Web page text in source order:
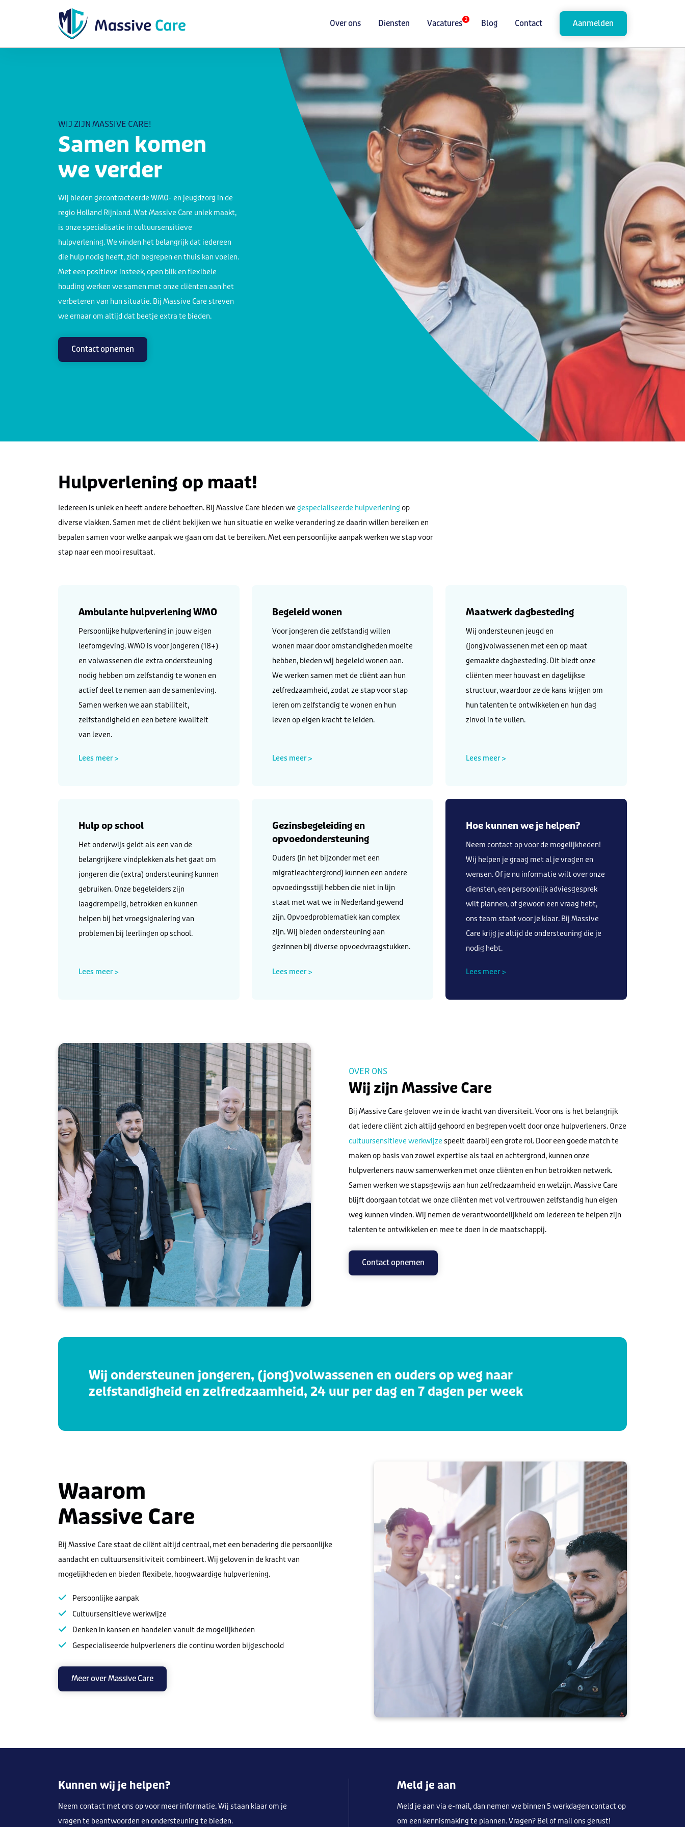
Over ons Diensten Vacatures 2 Blog Contact Aanmelden
WIJ ZIJN MASSIVE CARE!
Samen komen
we verder
Wij bieden gecontracteerde WMO- en jeugdzorg in de
regio Holland Rijnland. Wat Massive Care uniek maakt,
is onze specialisatie in cultuursensitieve
hulpverlening. We vinden het belangrijk dat iedereen
die hulp nodig heeft, zich begrepen en thuis kan voelen.
Met een positieve insteek, open blik en flexibele
houding werken we samen met onze cliënten aan het
verbeteren van hun situatie. Bij Massive Care streven
we ernaar om altijd dat beetje extra te bieden.
Contact opnemen
Hulpverlening op maat!
Iedereen is uniek en heeft andere behoeften. Bij Massive Care bieden we gespecialiseerde hulpverlening op
diverse vlakken. Samen met de cliënt bekijken we hun situatie en welke verandering ze daarin willen bereiken en
bepalen samen voor welke aanpak we gaan om dat te bereiken. Met een persoonlijke aanpak werken we stap voor
stap naar een mooi resultaat.
Ambulante hulpverlening WMO
Persoonlijke hulpverlening in jouw eigen
leefomgeving. WMO is voor jongeren (18+)
en volwassenen die extra ondersteuning
nodig hebben om zelfstandig te wonen en
actief deel te nemen aan de samenleving.
Samen werken we aan stabiliteit,
zelfstandigheid en een betere kwaliteit
van leven.
Lees meer >
Begeleid wonen
Voor jongeren die zelfstandig willen
wonen maar door omstandigheden moeite
hebben, bieden wij begeleid wonen aan.
We werken samen met de cliënt aan hun
zelfredzaamheid, zodat ze stap voor stap
leren om zelfstandig te wonen en hun
leven op eigen kracht te leiden.
Lees meer >
Maatwerk dagbesteding
Wij ondersteunen jeugd en
(jong)volwassenen met een op maat
gemaakte dagbesteding. Dit biedt onze
cliënten meer houvast en dagelijkse
structuur, waardoor ze de kans krijgen om
hun talenten te ontwikkelen en hun dag
zinvol in te vullen.
Lees meer >
Hulp op school
Het onderwijs geldt als een van de
belangrijkere vindplekken als het gaat om
jongeren die (extra) ondersteuning kunnen
gebruiken. Onze begeleiders zijn
laagdrempelig, betrokken en kunnen
helpen bij het vroegsignalering van
problemen bij leerlingen op school.
Lees meer >
Gezinsbegeleiding en
opvoedondersteuning
Ouders (in het bijzonder met een
migratieachtergrond) kunnen een andere
opvoedingsstijl hebben die niet in lijn
staat met wat we in Nederland gewend
zijn. Opvoedproblematiek kan complex
zijn. Wij bieden ondersteuning aan
gezinnen bij diverse opvoedvraagstukken.
Lees meer >
Hoe kunnen we je helpen?
Neem contact op voor de mogelijkheden!
Wij helpen je graag met al je vragen en
wensen. Of je nu informatie wilt over onze
diensten, een persoonlijk adviesgesprek
wilt plannen, of gewoon een vraag hebt,
ons team staat voor je klaar. Bij Massive
Care krijg je altijd de ondersteuning die je
nodig hebt.
Lees meer >
OVER ONS
Wij zijn Massive Care
Bij Massive Care geloven we in de kracht van diversiteit. Voor ons is het belangrijk
dat iedere cliënt zich altijd gehoord en begrepen voelt door onze hulpverleners. Onze
cultuursensitieve werkwijze speelt daarbij een grote rol. Door een goede match te
maken op basis van zowel expertise als taal en achtergrond, kunnen onze
hulpverleners nauw samenwerken met onze cliënten en hun betrokken netwerk.
Samen werken we stapsgewijs aan hun zelfredzaamheid en welzijn. Massive Care
blijft doorgaan totdat we onze cliënten met vol vertrouwen zelfstandig hun eigen
weg kunnen vinden. Wij nemen de verantwoordelijkheid om iedereen te helpen zijn
talenten te ontwikkelen en mee te doen in de maatschappij.
Contact opnemen
Wij ondersteunen jongeren, (jong)volwassenen en ouders op weg naar
zelfstandigheid en zelfredzaamheid, 24 uur per dag en 7 dagen per week
Waarom
Massive Care
Bij Massive Care staat de cliënt altijd centraal, met een benadering die persoonlijke
aandacht en cultuursensitiviteit combineert. Wij geloven in de kracht van
mogelijkheden en bieden flexibele, hoogwaardige hulpverlening.
Persoonlijke aanpak
Cultuursensitieve werkwijze
Denken in kansen en handelen vanuit de mogelijkheden
Gespecialiseerde hulpverleners die continu worden bijgeschoold
Meer over Massive Care
Kunnen wij je helpen?
Neem contact met ons op voor meer informatie. Wij staan klaar om je
vragen te beantwoorden en ondersteuning te bieden.
Meld je aan
Meld je aan via e-mail, dan nemen we binnen 5 werkdagen contact op
om een kennismaking te plannen. Vragen? Bel of mail ons gerust!